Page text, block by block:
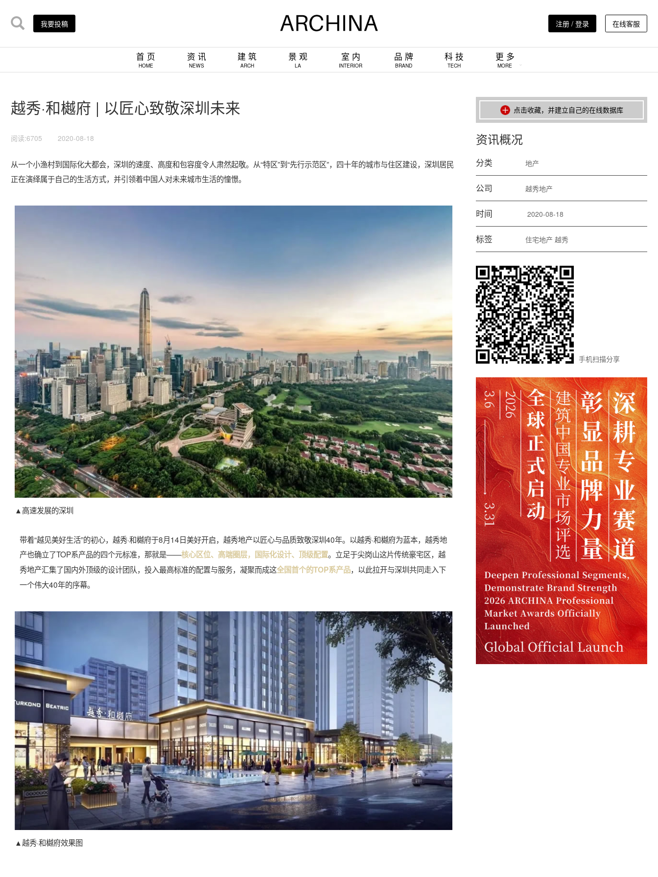
我要投稿 注册 / 登录 在线客服
首 页
HOME
资 讯
NEWS
建 筑
ARCH
景 观
LA
室 内
INTERIOR
品 牌
BRAND
科 技
TECH
更 多
MORE
越秀·和樾府 | 以匠心致敬深圳未来
阅读:6705 2020-08-18
从一个小渔村到国际化大都会，深圳的速度、高度和包容度令人肃然起敬。从“特区”到“先行示范区”，四十年的城市与住区建设，深圳居民
正在演绎属于自己的生活方式，并引领着中国人对未来城市生活的憧憬。
▲高速发展的深圳
带着“越见美好生活”的初心，越秀·和樾府于8月14日美好开启，越秀地产以匠心与品质致敬深圳40年。以越秀·和樾府为蓝本，越秀地
产也确立了TOP系产品的四个元标准，那就是——核心区位、高端圈层，国际化设计、顶级配置。立足于尖岗山这片传统豪宅区，越
秀地产汇集了国内外顶级的设计团队，投入最高标准的配置与服务，凝聚而成这全国首个的TOP系产品，以此拉开与深圳共同走入下
一个伟大40年的序幕。
▲越秀·和樾府效果图
点击收藏，并建立自己的在线数据库
资讯概况
分类 地产
公司 越秀地产
时间 2020-08-18
标签 住宅地产 越秀
手机扫描分享